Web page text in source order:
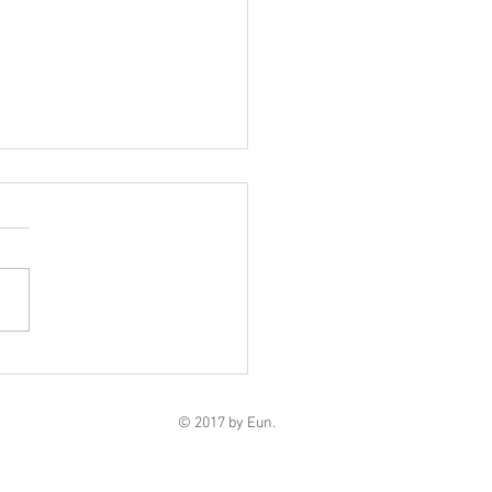
] 오빠의 의미 - 비장애
© 2017 by Eun.